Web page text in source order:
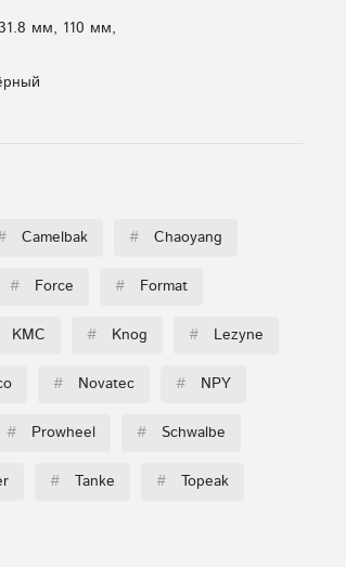
мм, 110 мм,
Camelbak # Chaoyang
# Force # Format
KMC # Knog # Lezyne
# Novatec # NPY
# Prowheel # Schwalbe
# Tanke # Topeak